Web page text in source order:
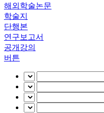
해외학술논문
학술지
단행본
연구보고서
공개강의
버튼